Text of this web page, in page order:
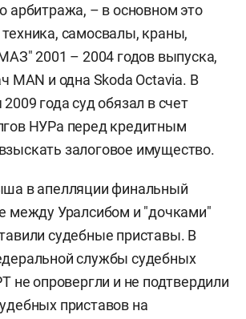
арбитража, – в основном это
самосвалы, краны,
2001 – 2004 годов выпуска,
MAN и одна Skoda Octavia. В
года суд обязал в счет
НУРа перед кредитным
залоговое имущество.
в апелляции финальный
между Уралсибом и "дочками"
судебные приставы. В
службы судебных
не опровергли и не подтвердили
приставов на